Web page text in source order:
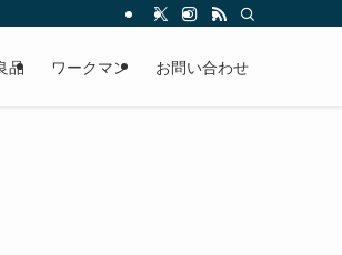
品 ワークマン お問い合わせ